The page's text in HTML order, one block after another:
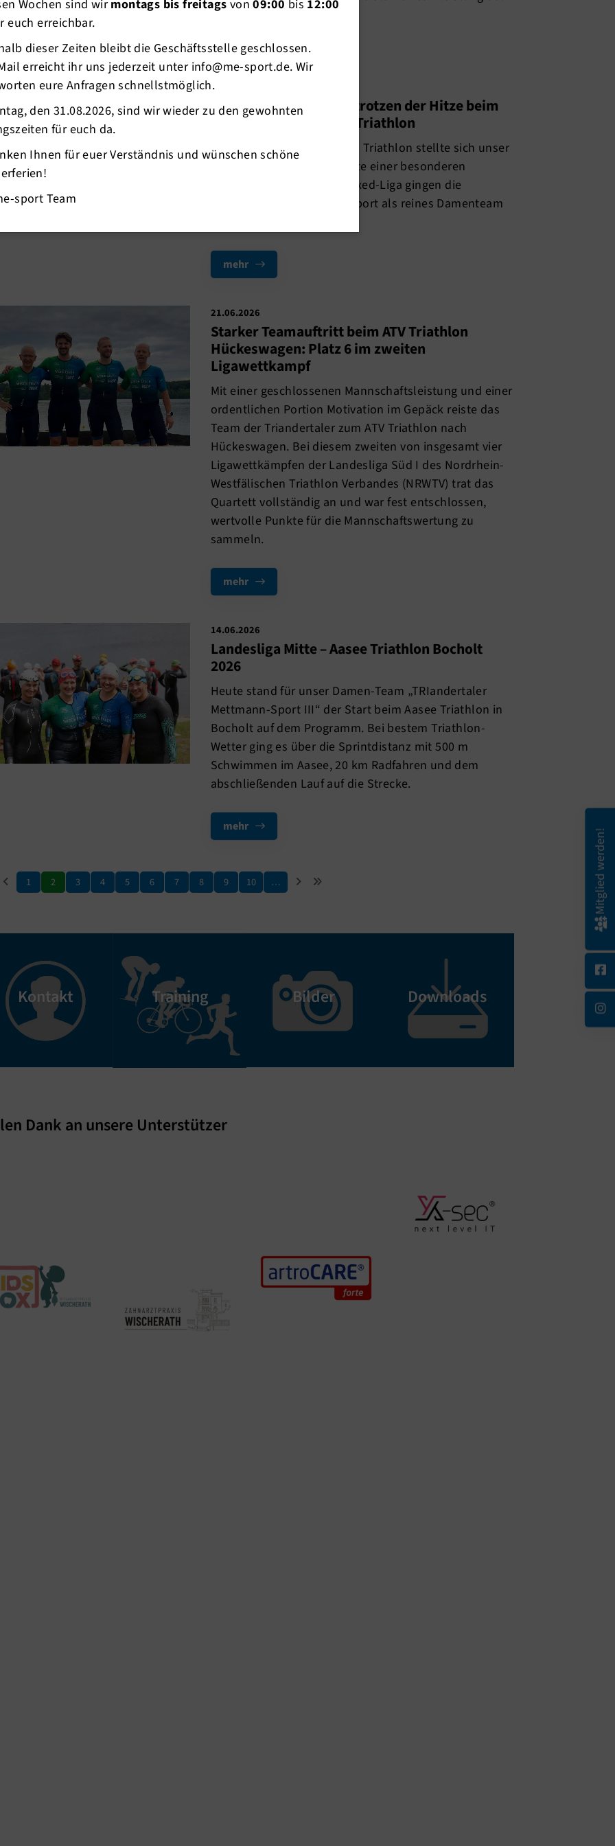
29.06.2026
TRIandertaler-Damen trotzen der Hitze beim
Herbrand Niederrhein Triathlon
Beim Herbrand Niederrhein Triathlon stellte sich unser
Team in der Landesliga Mitte einer besonderen
Herausforderung: In der Mixed-Liga gingen die
TRIandertaler Mettmann-Sport als reines Damenteam
mehr
21.06.2026
Starker Teamauftritt beim ATV Triathlon
Hückeswagen: Platz 6 im zweiten
Ligawettkampf
Mit einer geschlossenen Mannschaftsleistung und einer
ordentlichen Portion Motivation im Gepäck reiste das
Team der Triandertaler zum ATV Triathlon nach
Hückeswagen. Bei diesem zweiten von insgesamt vier
Ligawettkämpfen der Landesliga Süd I des Nordrhein-
Westfälischen Triathlon Verbandes (NRWTV) trat das
Quartett vollständig an und war fest entschlossen,
wertvolle Punkte für die Mannschaftswertung zu
sammeln.
mehr
14.06.2026
Landesliga Mitte – Aasee Triathlon Bocholt
2026
Heute stand für unser Damen-Team „TRIandertaler
Mettmann-Sport III“ der Start beim Aasee Triathlon in
Bocholt auf dem Programm. Bei bestem Triathlon-
Wetter ging es über die Sprintdistanz mit 500 m
Schwimmen im Aasee, 20 km Radfahren und dem
abschließenden Lauf auf die Strecke.
mehr
1 2 3 4 5 6 7 8 9 10 …
Kontakt Training Bilder Downloads Kontakt
Dank an unsere Unterstützer
Mitglied werden!
Wochen sind wirmontags bis freitags von09:00 bis 12:00
euch erreichbar.
dieser Zeiten bleibt die Geschäftsstelle geschlossen.
erreicht ihr uns jederzeit unter info@me-sport.de. Wir
eure Anfragen schnellstmöglich.
den 31.08.2026, sind wir wieder zu den gewohnten
für euch da.
Ihnen für euer Verständnis und wünschen schöne
sport Team